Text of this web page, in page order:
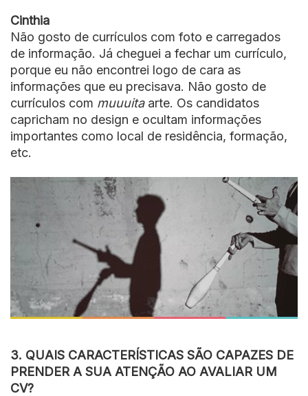
Cinthia
Não gosto de currículos com foto e carregados
de informação. Já cheguei a fechar um currículo,
porque eu não encontrei logo de cara as
informações que eu precisava. Não gosto de
currículos com muuuitaarte. Os candidatos
capricham no design e ocultam informações
importantes como local de residência, formação,
etc.
3. QUAIS CARACTERÍSTICAS SÃO CAPAZES DE
PRENDER A SUA ATENÇÃO AO AVALIAR UM
CV?